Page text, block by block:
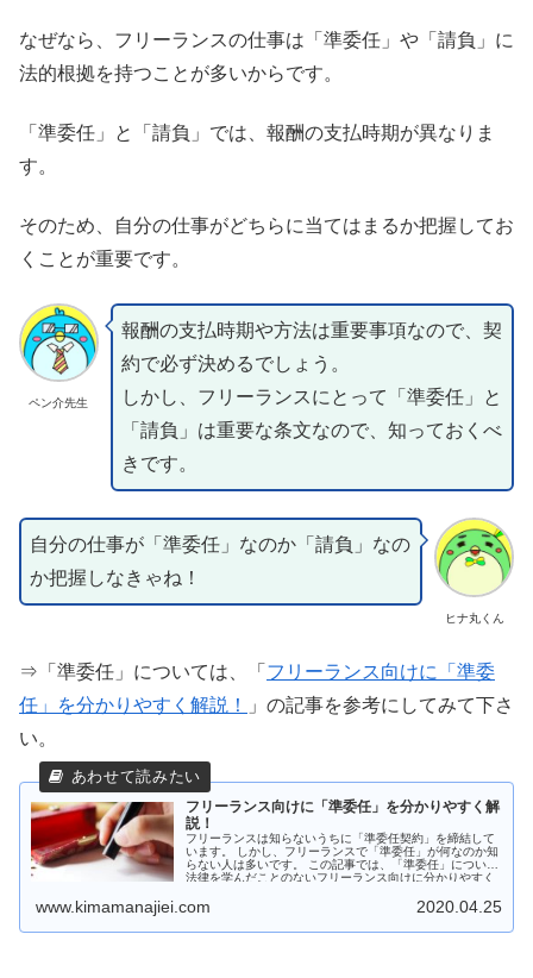
なぜなら、フリーランスの仕事は「準委任」や「請負」に
法的根拠を持つことが多いからです。
「準委任」と「請負」では、報酬の支払時期が異なりま
す。
そのため、自分の仕事がどちらに当てはまるか把握してお
くことが重要です。
ペン介先生
報酬の支払時期や方法は重要事項なので、契
約で必ず決めるでしょう。
しかし、フリーランスにとって「準委任」と
「請負」は重要な条文なので、知っておくべ
きです。
ヒナ丸くん
自分の仕事が「準委任」なのか「請負」なの
か把握しなきゃね！
⇒「準委任」については、「 フリーランス向けに「準委
任」を分かりやすく解説！
」の記事を参考にしてみて下さ
い。
フリーランス向けに「準委任」を分かりやすく解
説！
フリーランスは知らないうちに「準委任契約」を締結して
います。 しかし、フリーランスで「準委任」が何なのか知
らない人は多いです。 この記事では、「準委任」について
法律を学んだことのないフリーランス向けに分かりやすく
www.kimamanajiei.com 2020.04.25